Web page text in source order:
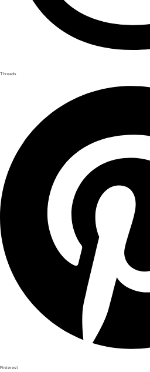
Threads
Pinterest